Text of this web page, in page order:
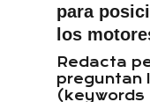
para
los
Redacta
preguntan
(keywords